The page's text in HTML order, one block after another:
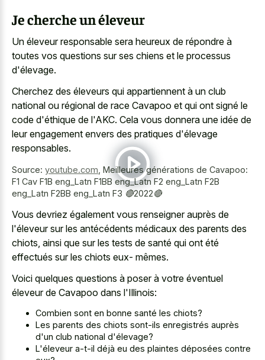
Je cherche un éleveur
Un éleveur responsable sera heureux de répondre à
toutes vos questions sur ses chiens et le processus
d'élevage.
Cherchez des éleveurs qui appartiennent à un club
national ou régional de race Cavapoo et qui ont signé le
code d'éthique de l'AKC. Cela vous donnera une idée de
leur engagement envers des pratiques d'élevage
responsables.
Source: youtube.com Meilleures générations de Cavapoo:
F1 Cav F1B eng_Latn F1BB eng_Latn F2 eng_Latn F2B
eng_Latn F2BB eng_Latn F3 🔴2022🔴
Vous devriez également vous renseigner auprès de
l'éleveur sur les antécédents médicaux des parents des
chiots, ainsi que sur les tests de santé qui ont été
effectués sur les chiots eux- mêmes.
Voici quelques questions à poser à votre éventuel
éleveur de Cavapoo dans l'Illinois:
Combien sont en bonne santé les chiots?
Les parents des chiots sont-ils enregistrés auprès
d'un club national d'élevage?
L'éleveur a-t-il déjà eu des plaintes déposées contre